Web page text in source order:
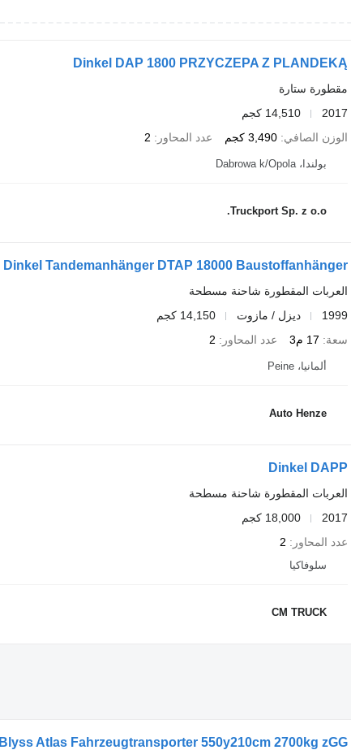
Dinkel DAP 1800 PRZYCZEPA Z PLANDEKĄ
مقطورة ستارة
2017
14,510 كجم
الوزن الصافي 3,490 كجم عدد المحاور 2
بولندا، Dabrowa k/Opola
Truckport Sp. z o.o.
Dinkel Tandemanhänger DTAP 18000 Baustoffanhänger
العربات المقطورة شاحنة مسطحة
1999
ديزل / مازوت
14,150 كجم
سعة
17 م3 عدد المحاور 2
ألمانيا، Peine
Auto Henze
Dinkel DAPP
العربات المقطورة شاحنة مسطحة
2017
18,000 كجم
عدد المحاور
2
سلوفاكيا
CM TRUCK
Blyss Atlas Fahrzeugtransporter 550y210cm 2700kg zGG